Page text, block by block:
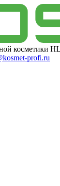
косметики
profi.ru